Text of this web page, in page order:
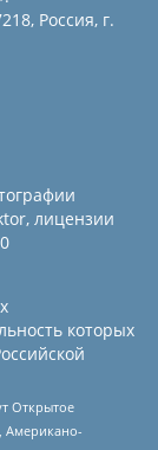
Россия, г.
лицензии
которых
Открытое
Американо-